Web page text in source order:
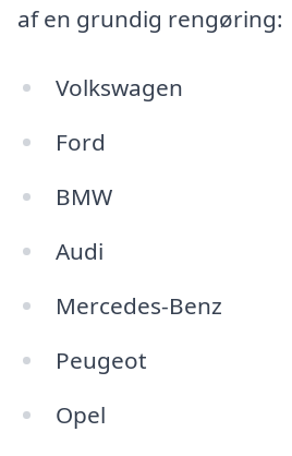
af en grundig rengøring:
Volkswagen
Ford
BMW
Audi
Mercedes-Benz
Peugeot
Opel